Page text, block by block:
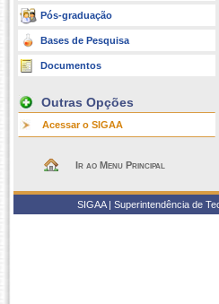
Pós-graduação
Bases de Pesquisa
Documentos
Outras Opções
Acessar o SIGAA
Ir ao Menu Principal
SIGAA | Superintendência de